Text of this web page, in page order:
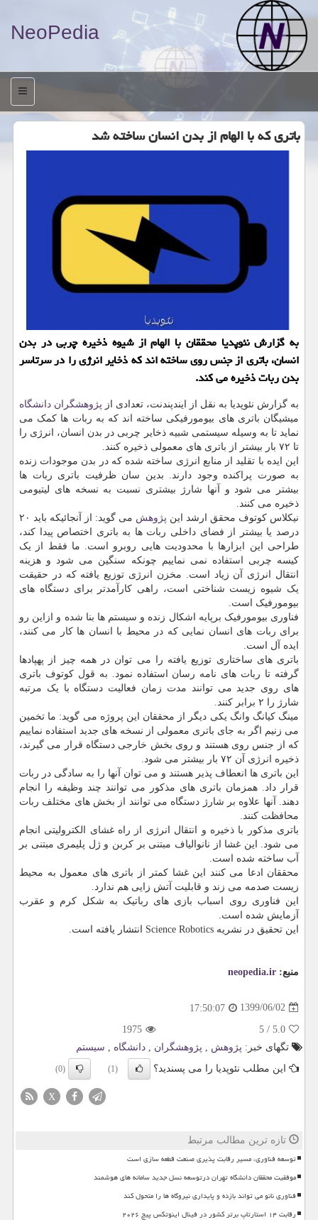
NeoPedia
منو
باتری كه با الهام از بدن انسان ساخته شد
به گزارش نئوپدیا محققان با الهام از شیوه ذخیره چربی در بدن
انسان، باتری از جنس روی ساخته اند كه ذخایر انرژی را در سرتاسر
بدن ربات ذخیره می كند.
به گزارش نئوپدیا به نقل از ایندپندنت، تعدادی از پژوهشگران دانشگاه
میشیگان باتری های بیومورفیکی ساخته اند که به ربات ها کمک می
نماید تا به وسیله سیستمی شبیه ذخایر چربی در بدن انسان، انرژی را
تا ۷۲ بار بیشتر از باتری های معمولی ذخیره کنند.
این ایده با تقلید از منابع انرژی ساخته شده که در بدن موجودات زنده
به صورت پراکنده وجود دارند. بدین سان ظرفیت باتری ربات ها
بیشتر می شود و آنها شارژ بیشتری نسبت به نسخه های لیتیومی
ذخیره می کنند.
نیکلاس کوتوف محقق ارشد این پژوهش
می گوید: از آنجائیکه باید ۲۰
درصد یا بیشتر از فضای داخلی ربات ها به باتری اختصاص پیدا کند،
طراحی این ابزارها با محدودیت هایی روبرو است. ما فقط از یک
کیسه چربی استفاده نمی نماییم چونکه سنگین می شود و هزینه
انتقال انرژی آن زیاد است. مخزن انرژی توزیع یافته که در حقیقت
یک شیوه زیست شناختی است، راهی کارآمدتر برای دستگاه های
بیومورفیک است.
فناوری بیومورفیک برپایه اشکال زنده و سیستم ها بنا شده و ازاین رو
برای ربات های انسان نمایی که در محیط با انسان ها کار می کنند،
ایده آل است.
باتری های ساختاری توزیع یافته را می توان در همه چیز از پهپادها
گرفته تا ربات های نامه رسان استفاده نمود. به قول کوتوف باتری
های روی جدید می توانند مدت زمان فعالیت دستگاه با یک مرتبه
شارژ را ۲ برابر کنند.
مینگ کیانگ وانگ یکی دیگر از محققان این پروژه می گوید: ما تخمین
می زنیم اگر به جای باتری معمولی از نسخه های جدید استفاده نماییم
که از جنس روی هستند و روی بخش خارجی دستگاه قرار می گیرند،
ذخیره انرژی آن ۷۲ بار بیشتر می شود.
این باتری ها انعطاف پذیر هستند و می توان آنها را به سادگی در ربات
قرار داد. همزمان باتری های مذکور می توانند چند وظیفه را انجام
دهند. آنها علاوه بر شارژ دستگاه می توانند از بخش های مختلف ربات
محافظت کنند.
باتری مذکور با ذخیره و انتقال انرژی از راه غشای الکترولیتی انجام
می شود. این غشا از نانوالیاف مبتنی بر کربن و ژل پلیمری مبتنی بر
آب ساخته شده است.
محققان ادعا می کنند این غشا کمتر از باتری های معمول به محیط
زیست صدمه می زند و قابلیت آتش زایی هم ندارد.
این فناوری روی اسباب بازی های رباتیک به شکل کرم و عقرب
آزمایش شده است.
این تحقیق در نشریه Science Robotics انتشار یافته است.
منبع: neopedia.ir
1399/06/02
17:50:07
5.0
/
5
1975
تگهای خبر: پژوهش , پژوهشگران , دانشگاه , سیستم
این مطلب نئوپدیا را می پسندید؟
(1)
(0)
X
تازه ترین مطالب مرتبط
توسعه فناوری، مسیر رقابت پذیری صنعت قطعه سازی است
موفقیت محققان دانشگاه تهران درتوسعه نسل جدید سامانه های هوشمند
فناوری نانو می تواند بازده و پایداری نیروگاه ها را متحول کند
رقابت ۱۴ استارتاپ برتر کشور در فینال اینوتکس پیچ ۲۰۲۶